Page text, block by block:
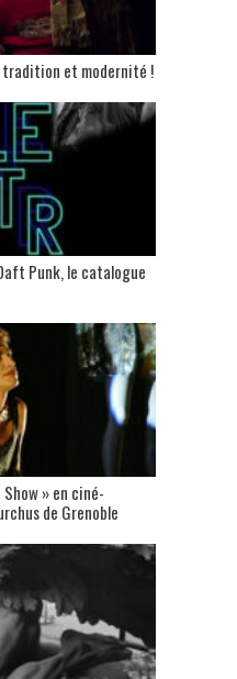
tradition et modernité !
Punk, le catalogue
» en ciné-
de Grenoble